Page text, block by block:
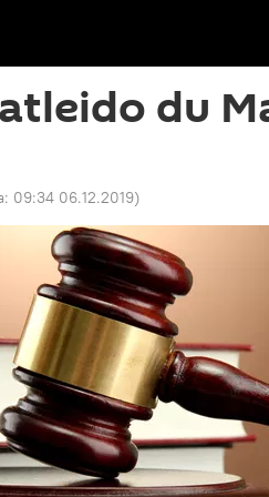
du
09:34 06.12.2019)